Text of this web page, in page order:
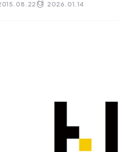
2026.01.14